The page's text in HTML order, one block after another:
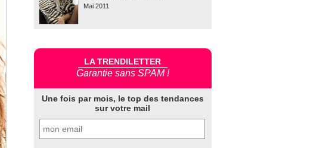
Mai 2011
LA TRENDILETTER
Garantie sans SPAM !
Une fois par mois, le top des tendances
sur votre mail